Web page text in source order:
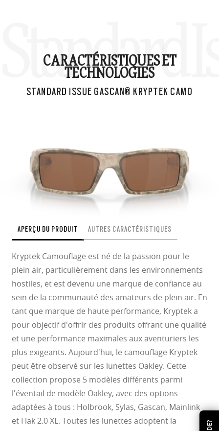
CARACTÉRISTIQUES ET
TECHNOLOGIES
STANDARD ISSUE GASCAN® KRYPTEK CAMO
APERÇU DU PRODUIT AUTRES CARACTÉRISTIQUES
Kryptek Camouflage est né de la passion pour le
plein air, particulièrement dans les environnements
hostiles, et est devenu une marque de confiance au
sein de la communauté des amateurs de plein air. En
tant que marque de haute performance, Kryptek a
pour objectif d'offrir des produits offrant une qualité
et une performance maximales aux aventuriers les
plus exigeants. Aujourd'hui, le camouflage Kryptek
peut être observé sur les lunettes Oakley. Cette
collection propose 5 modèles différents parmi
l'éventail de modèle Oakley, avec des options
adaptées à tous : Holbrook, Sylas, Gascan, Mainlink
et Flak 2.0 XL. Toutes les lunettes adoptent la